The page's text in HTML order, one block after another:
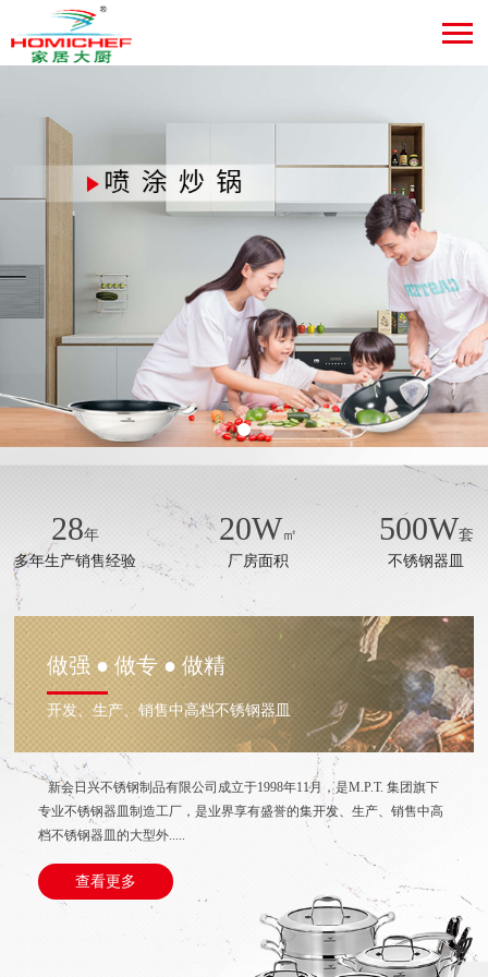
28年
多年生产销售经验
20W㎡
厂房面积
500W套
不锈钢器皿
做强 ● 做专 ● 做精
开发、生产、销售中高档不锈钢器皿
新会日兴不锈钢制品有限公司成立于1998年11月，是M.P.T. 集团旗下
专业不锈钢器皿制造工厂，是业界享有盛誉的集开发、生产、销售中高
档不锈钢器皿的大型外.....
查看更多